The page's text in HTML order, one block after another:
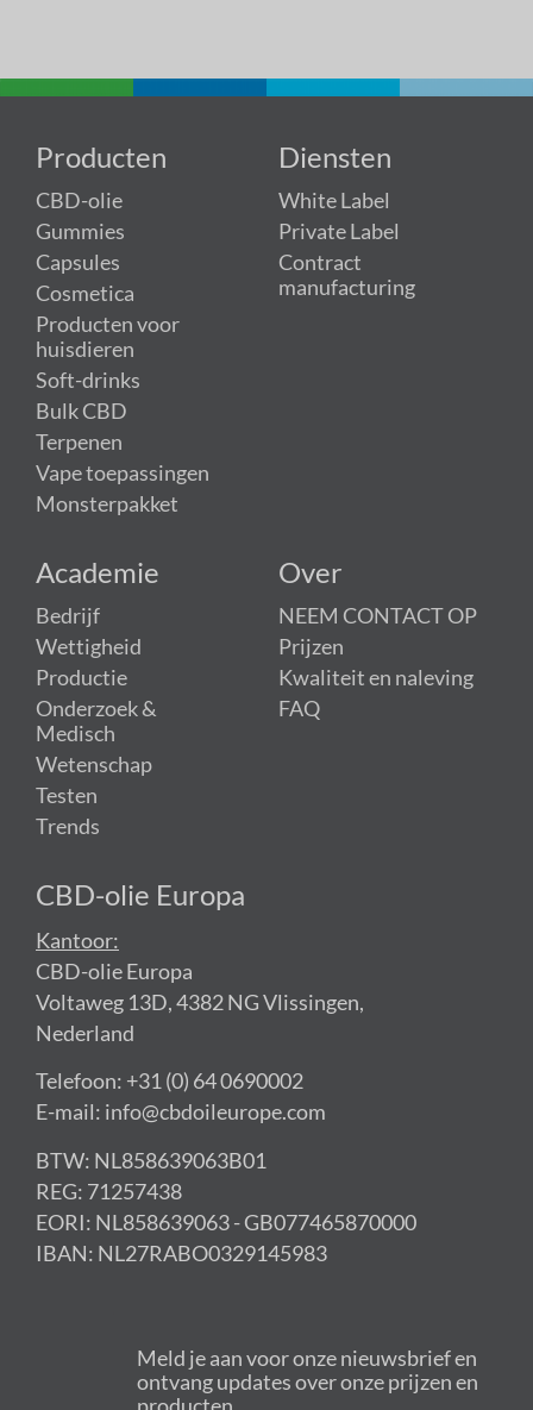
Producten
CBD-olie
Gummies
Capsules
Cosmetica
Producten voor
huisdieren
Soft-drinks
Bulk CBD
Terpenen
Vape toepassingen
Monsterpakket
Diensten
White Label
Private Label
Contract
manufacturing
Academie
Bedrijf
Wettigheid
Productie
Onderzoek &
Medisch
Wetenschap
Testen
Trends
Over
NEEM CONTACT OP
Prijzen
Kwaliteit en naleving
FAQ
CBD-olie Europa
Kantoor:
CBD-olie Europa
Voltaweg 13D, 4382 NG Vlissingen,
Nederland
Telefoon: +31 (0) 64 0690002
E-mail: info@cbdoileurope.com
BTW: NL858639063B01
REG: 71257438
EORI: NL858639063 - GB077465870000
IBAN: NL27RABO0329145983
Meld je aan voor onze nieuwsbrief en
ontvang updates over onze prijzen en